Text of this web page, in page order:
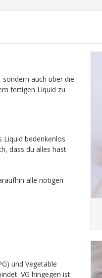
auch über die
fertigen Liquid zu
bedenkenlos
dass du alles hast
alle nötigen
und Vegetable
VG hingegen ist